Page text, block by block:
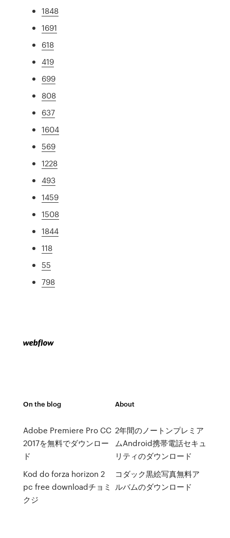
1848
1691
618
419
699
808
637
1604
569
1228
493
1459
1508
1844
118
55
798
On the blog
Adobe Premiere Pro CC
2017を無料でダウンロー
ド
Kod do forza horizo​​n 2
pc free downloadチョミ
クジ
About
2年間のノートンプレミア
ムAndroid携帯電話セキュ
リティのダウンロード
コダック黒絵写真無料ア
ルバムのダウンロード